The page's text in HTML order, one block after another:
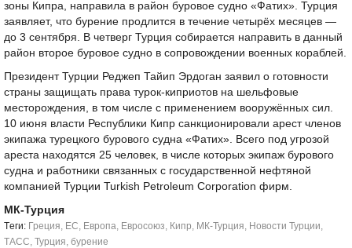
зоны Кипра, направила в район буровое судно «Фатих». Турция
заявляет, что бурение продлится в течение четырёх месяцев —
до 3 сентября. В четверг Турция собирается направить в данный
район второе буровое судно в сопровождении военных кораблей.
Президент Турции Реджеп Тайип Эрдоган заявил о готовности
страны защищать права турок-киприотов на шельфовые
месторождения, в том числе с применением вооружённых сил.
10 июня власти Республики Кипр санкционировали арест членов
экипажа турецкого бурового судна «Фатих». Всего под угрозой
ареста находятся 25 человек, в числе которых экипаж бурового
судна и работники связанных с государственной нефтяной
компанией Турции Turkish Petroleum Corporation фирм.
МК-Турция
Tеги: Греция, ЕС, Европа, Евросоюз, Кипр, МК-Турция, Новости Турции,
ТАСС, Турция, бурение